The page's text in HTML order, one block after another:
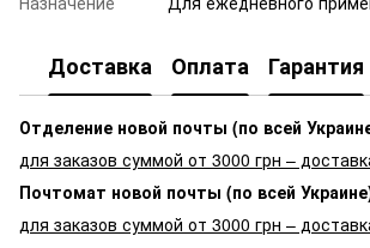
Доставка Оплата Гарантия
Отделение новой почты (по всей
для заказов суммой от 3000 грн –
Почтомат новой почты (по всей
для заказов суммой от 3000 грн –